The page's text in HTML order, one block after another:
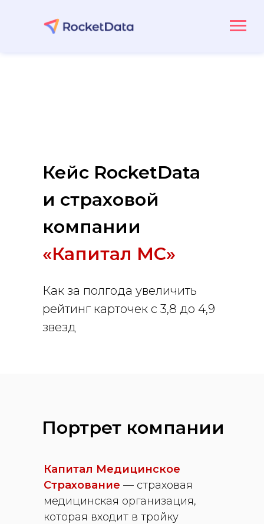
Кейс RocketData
и страховой
компании
«Капитал МС»
Как за полгода увеличить
рейтинг карточек с 3,8 до 4,9
звезд
Капитал Медицинское
Страхование — страховая
медицинская организация,
которая входит в тройку
Портрет компании